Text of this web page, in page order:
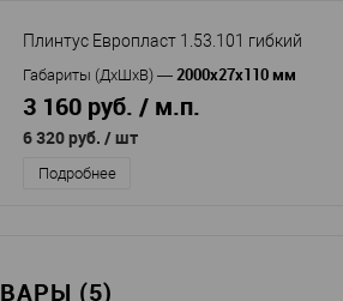
Плинтус Европласт 1.53.101 гибкий
Габариты (ДхШхВ) — 2000х27х110 мм
3 160 руб. / м.п.
6 320 руб. / шт
Подробнее
(5)